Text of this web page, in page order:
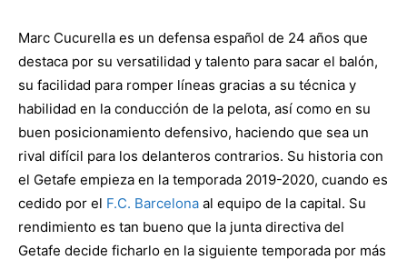
Marc Cucurella es un defensa español de 24 años que
destaca por su versatilidad y talento para sacar el balón,
su facilidad para romper líneas gracias a su técnica y
habilidad en la conducción de la pelota, así como en su
buen posicionamiento defensivo, haciendo que sea un
rival difícil para los delanteros contrarios. Su historia con
el Getafe empieza en la temporada 2019-2020, cuando es
cedido por el F.C. Barcelona al equipo de la capital. Su
rendimiento es tan bueno que la junta directiva del
Getafe decide ficharlo en la siguiente temporada por más